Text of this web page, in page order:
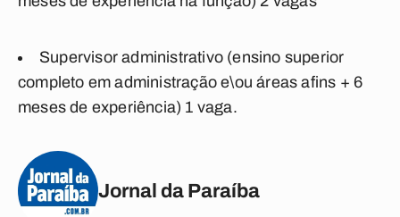
Supervisor administrativo (ensino superior
completo em administração e\ou áreas afins + 6
meses de experiência) 1 vaga.
Jornal da Paraíba